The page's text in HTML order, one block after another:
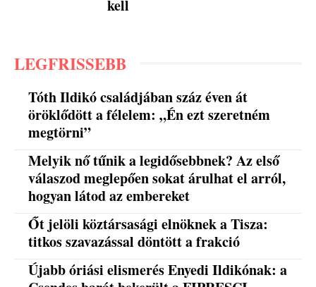
kell
LEGFRISSEBB
Tóth Ildikó családjában száz éven át
öröklődött a félelem: „Én ezt szeretném
megtörni”
Melyik nő tűnik a legidősebbnek? Az első
válaszod meglepően sokat árulhat el arról,
hogyan látod az embereket
Őt jelöli köztársasági elnöknek a Tisza:
titkos szavazással döntött a frakció
Újabb óriási elismerés Enyedi Ildikónak: a